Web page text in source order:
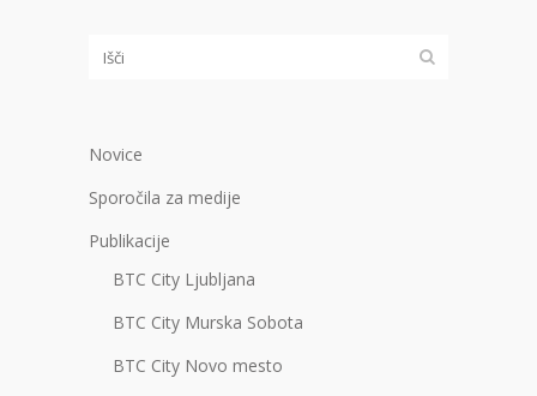
Novice
Sporočila za medije
Publikacije
BTC City Ljubljana
BTC City Murska Sobota
BTC City Novo mesto